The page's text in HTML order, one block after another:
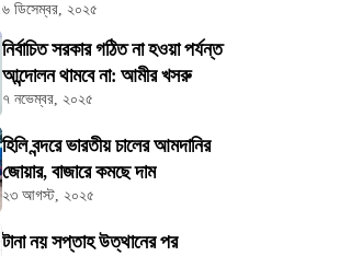
৬ ডিসেম্বর, ২০২৫
নির্বাচিত সরকার গঠিত না হওয়া পর্যন্ত
আন্দোলন থামবে না: আমীর খসরু
৭ নভেম্বর, ২০২৫
হিলি বন্দরে ভারতীয় চালের আমদানির
জোয়ার, বাজারে কমছে দাম
২৩ আগস্ট, ২০২৫
টানা নয় সপ্তাহ উত্থানের পর